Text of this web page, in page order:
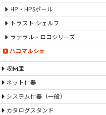
HP・HPSポール
トラスト シェルフ
ラテラル・ロコシリーズ
ハコマルシェ
収納庫
ネット什器
システム什器（一般）
カタログスタンド